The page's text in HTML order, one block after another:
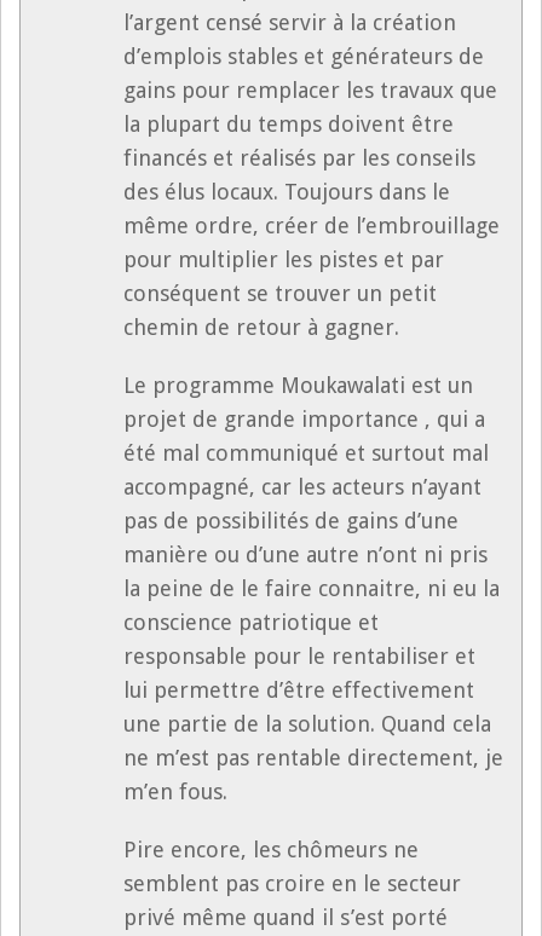
l’argent censé servir à la création
d’emplois stables et générateurs de
gains pour remplacer les travaux que
la plupart du temps doivent être
financés et réalisés par les conseils
des élus locaux. Toujours dans le
même ordre, créer de l’embrouillage
pour multiplier les pistes et par
conséquent se trouver un petit
chemin de retour à gagner.
Le programme Moukawalati est un
projet de grande importance , qui a
été mal communiqué et surtout mal
accompagné, car les acteurs n’ayant
pas de possibilités de gains d’une
manière ou d’une autre n’ont ni pris
la peine de le faire connaitre, ni eu la
conscience patriotique et
responsable pour le rentabiliser et
lui permettre d’être effectivement
une partie de la solution. Quand cela
ne m’est pas rentable directement, je
m’en fous.
Pire encore, les chômeurs ne
semblent pas croire en le secteur
privé même quand il s’est porté